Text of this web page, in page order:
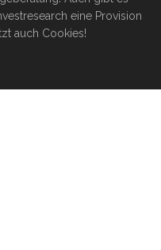
eine Provision
auch Cookies!